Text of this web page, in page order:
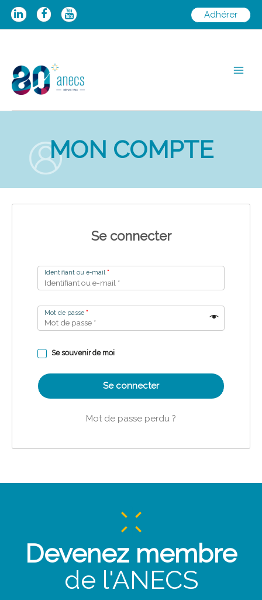
Aller
Adhérer
MON COMPTE
Se connecter
Identifiant ou e-mail *
Mot de passe *
Se souvenir de moi
Se connecter
Mot de passe perdu ?
Devenez membre
de l'ANECS